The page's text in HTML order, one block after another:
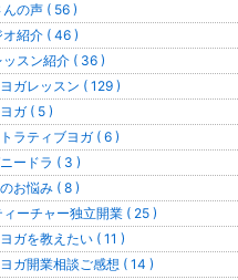
の声 ( 56 )
オ紹介 ( 46 )
ッスン紹介 ( 36 )
ガレッスン ( 129 )
ガ ( 5 )
ラティブヨガ ( 6 )
ードラ ( 3 )
お悩み ( 8 )
ィーチャー独立開業 ( 25 )
ガを教えたい ( 11 )
ガ開業相談ご感想 ( 14 )